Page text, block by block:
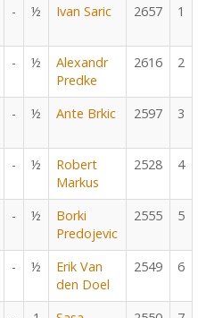
- ½ Ivan Saric 2657 1
- ½
Alexandr
Predke
2616 2
- ½ Ante Brkic 2597 3
- ½
Robert
Markus
2528 4
- ½
Borki
Predojevic
2555 5
- ½
Erik Van
den Doel
2549 6